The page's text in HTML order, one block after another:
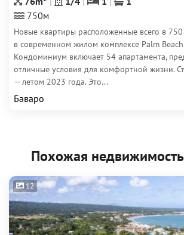
750м
Новые квартиры расположенные всего в
в современном жилом комплексе Palm
Кондоминиум включает 54 апартамента,
отличные условия для комфортной жизни.
— летом 2023 года. Это...
Баваро
Похожая
12